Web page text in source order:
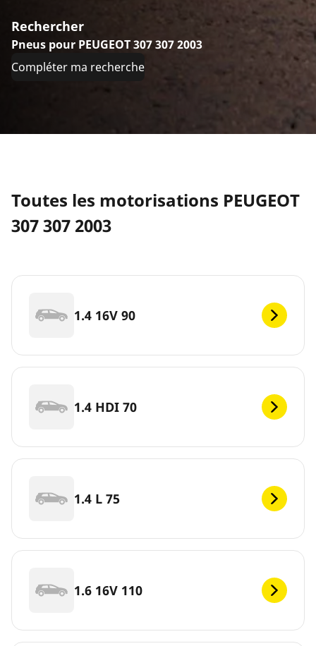
Rechercher
Pneus pour PEUGEOT 307 307 2003
Compléter ma recherche
Toutes les motorisations PEUGEOT
307 307 2003
1.4 16V 90
1.4 HDI 70
1.4 L 75
1.6 16V 110